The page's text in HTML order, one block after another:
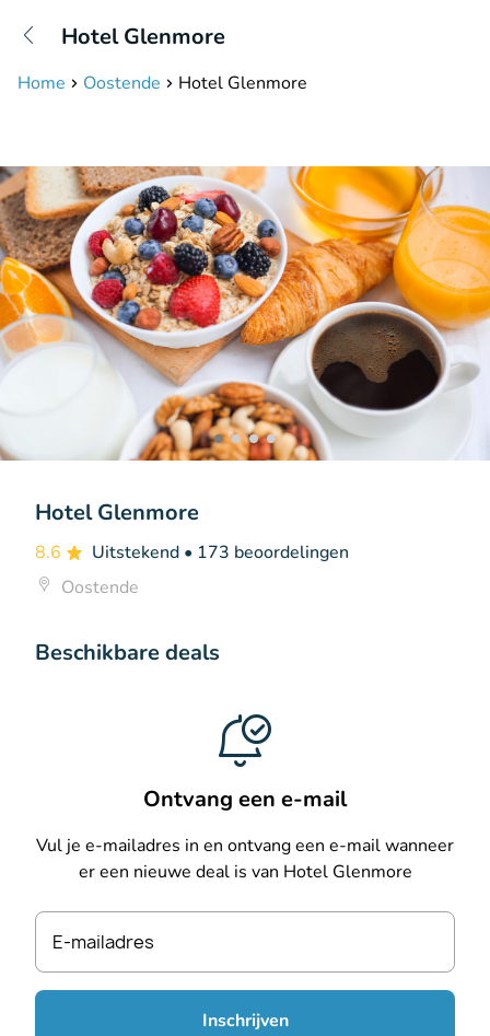
Hotel Glenmore
Home Oostende Hotel Glenmore
Hotel Glenmore
8.6 Uitstekend • 173 beoordelingen
Oostende
Beschikbare deals
Ontvang een e-mail
Vul je e-mailadres in en ontvang een e-mail wanneer
er een nieuwe deal is van Hotel Glenmore
E-mailadres
Inschrijven